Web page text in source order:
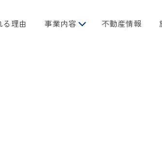
る理由 事業内容 不動産情報